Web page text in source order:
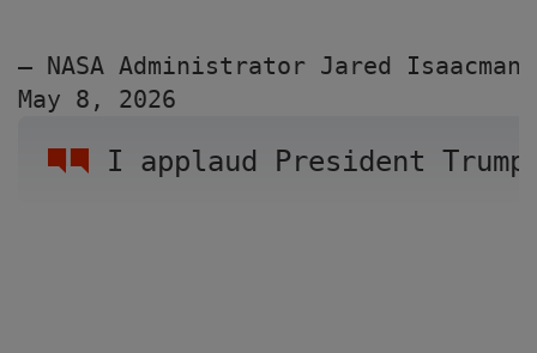
I applaud President
— NASA Administrator Jared Isaacman
May 8, 2026